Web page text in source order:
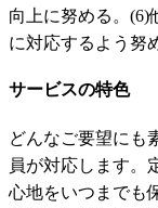
向上に努める。(6)
に対応するよう努
サービスの特色
どんなご要望にも
員が対応します。
心地をいつまでも